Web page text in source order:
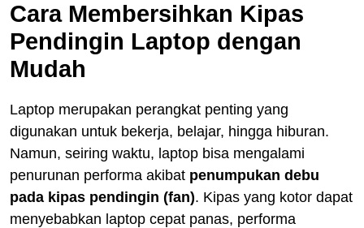
Cara Membersihkan Kipas
Pendingin Laptop dengan
Mudah
Laptop merupakan perangkat penting yang
digunakan untuk bekerja, belajar, hingga hiburan.
Namun, seiring waktu, laptop bisa mengalami
penurunan performa akibat penumpukan debu
pada kipas pendingin (fan). Kipas yang kotor dapat
menyebabkan laptop cepat panas, performa